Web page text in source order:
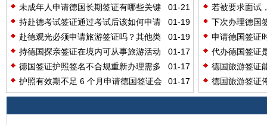
证人面前签字？
01-21
未成年人申请德国长期签证有哪些关键
注意事项需关注？
01-19
持赴德考试签证通过考试后该如何申请
长期留学签证呢？
01-19
赴德观光必须申请旅游签证吗？其他类
型可行吗？
01-17
持德国探亲签证在境内可从事旅游活动
吗？
01-17
德国签证护照签名不合规重新办理需多
长时间？
01-17
护照有效期不足 6 个月申请德国签证会
被拒签吗？
请需注意什么
若被要求面试
哪些相关准备
下次办理德国
有什么作用呢
申请德国签证
有什么影响呢
代办德国签证
录指纹呢？
德国旅游签证
访友呢？
德国旅游签证
有利呢？